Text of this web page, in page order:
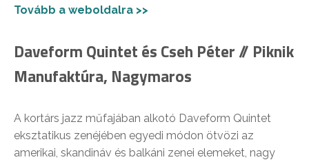
Tovább a weboldalra >>
Daveform Quintet és Cseh Péter // Piknik
Manufaktúra, Nagymaros
A kortárs jazz műfajában alkotó Daveform Quintet
eksztatikus zenéjében egyedi módon ötvözi az
amerikai, skandináv és balkáni zenei elemeket, nagy